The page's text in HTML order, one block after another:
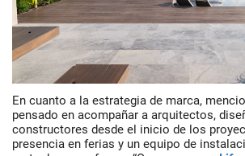
En cuanto a la estrategia de marca,
pensado en acompañar a arquitectos,
constructores desde el inicio de los
presencia en ferias y un equipo de